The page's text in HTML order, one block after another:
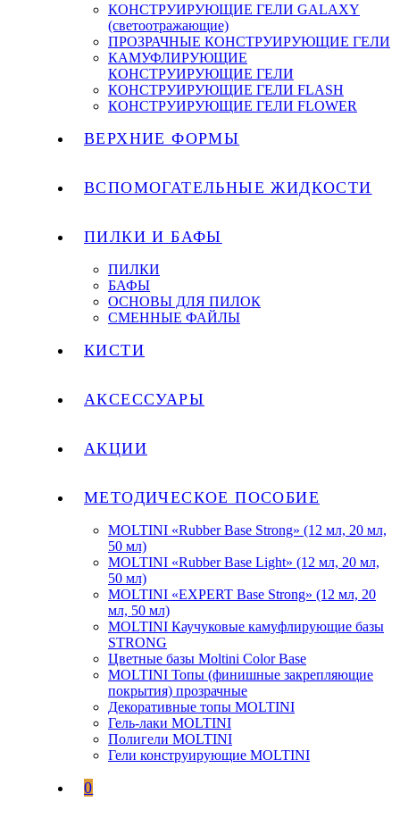
КОНСТРУИРУЮЩИЕ ГЕЛИ GALAXY
(светоотражающие)
ПРОЗРАЧНЫЕ КОНСТРУИРУЮЩИЕ ГЕЛИ
КАМУФЛИРУЮЩИЕ
КОНСТРУИРУЮЩИЕ ГЕЛИ
КОНСТРУИРУЮЩИЕ ГЕЛИ FLASH
КОНСТРУИРУЮЩИЕ ГЕЛИ FLOWER
ВЕРХНИЕ ФОРМЫ
ВСПОМОГАТЕЛЬНЫЕ ЖИДКОСТИ
ПИЛКИ И БАФЫ
ПИЛКИ
БАФЫ
ОСНОВЫ ДЛЯ ПИЛОК
СМЕННЫЕ ФАЙЛЫ
КИСТИ
АКСЕССУАРЫ
АКЦИИ
МЕТОДИЧЕСКОЕ ПОСОБИЕ
MOLTINI «Rubber Base Strong» (12 мл, 20 мл,
50 мл)
MOLTINI «Rubber Base Light» (12 мл, 20 мл,
50 мл)
MOLTINI «EXPERT Base Strong» (12 мл, 20
мл, 50 мл)
MOLTINI Каучуковые камуфлирующие базы
STRONG
Цветные базы Moltini Color Base
MOLTINI Топы (финишные закрепляющие
покрытия) прозрачные
Декоративные топы MOLTINI
Гель-лаки MOLTINI
Полигели MOLTINI
Гели конструирующие MOLTINI
0